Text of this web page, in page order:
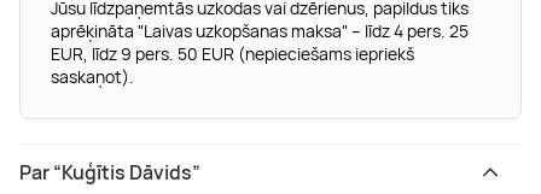
Jūsu līdzpaņemtās uzkodas vai dzērienus, papildus tiks
aprēķināta "Laivas uzkopšanas maksa" – līdz 4 pers. 25
EUR, līdz 9 pers. 50 EUR (nepieciešams iepriekš
saskaņot).
Par “Kuģītis Dāvids”